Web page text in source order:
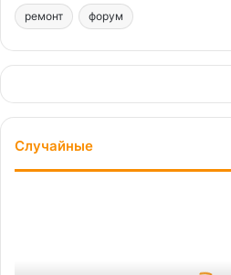
ремонт форум
Случайные